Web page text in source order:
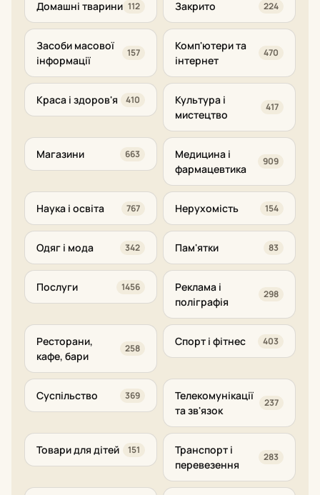
Домашні тварини 112 Закрито 224
Засоби масової
інформації
157
Комп'ютери та
інтернет
470
Краса і здоров'я 410
Культура і
мистецтво
417
Магазини 663
Медицина і
фармацевтика
909
Наука і освіта 767 Нерухомість 154
Одяг і мода 342 Пам'ятки 83
Послуги 1456
Реклама і
поліграфія
298
Ресторани,
кафе, бари
258
Спорт і фітнес 403
Суспільство 369
Телекомунікації
та зв'язок
237
Товари для дітей 151
Транспорт і
перевезення
283